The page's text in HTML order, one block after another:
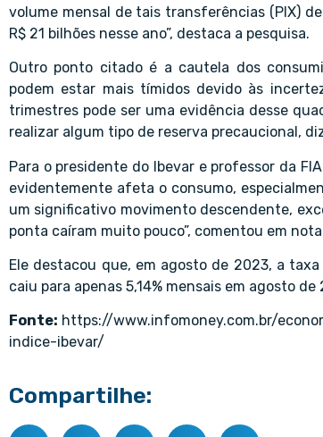
volume mensal de tais transferências (PIX)
R$ 21 bilhões nesse ano”, destaca a pesquisa.
Outro ponto citado é a cautela dos
podem estar mais tímidos devido às
trimestres pode ser uma evidência desse
realizar algum tipo de reserva precaucional,
Para o presidente do Ibevar e professor da
evidentemente afeta o consumo,
um significativo movimento descendente,
ponta caíram muito pouco”, comentou em
Ele destacou que, em agosto de 2023, a
caiu para apenas 5,14% mensais em agosto de
Fonte: https://www.infomoney.com.br/
indice-ibevar/
Compartilhe: